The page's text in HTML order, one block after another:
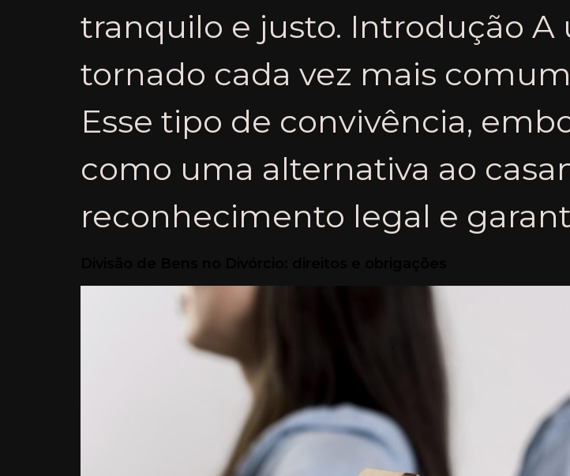
tranquilo e justo. Introdução A
tornado cada vez mais
Esse tipo de convivência,
como uma alternativa ao
reconhecimento legal e